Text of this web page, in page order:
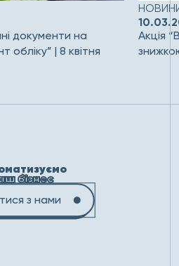
документи на
обліку” | 8 квітня
Акція
бізнес
з нами